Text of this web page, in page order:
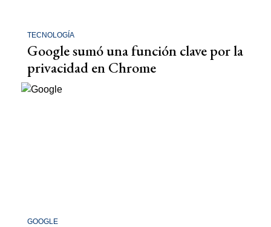
TECNOLOGÍA
Google sumó una función clave por la
privacidad en Chrome
GOOGLE